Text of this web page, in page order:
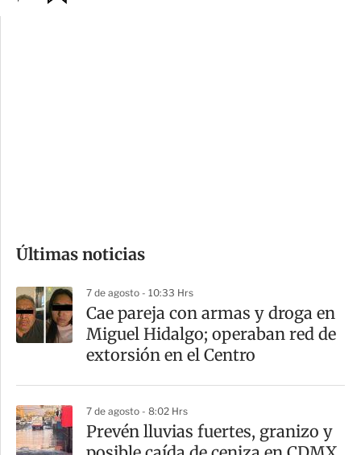
p
m
a
r
t
Últimas noticias
7 de agosto - 10:33 Hrs
Cae pareja con armas y droga en
Miguel Hidalgo; operaban red de
extorsión en el Centro
7 de agosto - 8:02 Hrs
Prevén lluvias fuertes, granizo y